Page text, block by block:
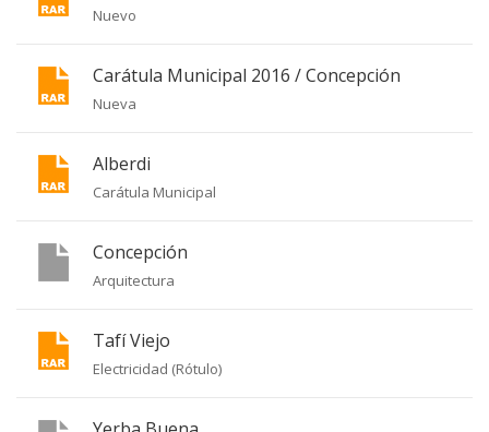
Nuevo
Carátula Municipal 2016 / Concepción
Nueva
Alberdi
Carátula Municipal
Concepción
Arquitectura
Tafí Viejo
Electricidad (Rótulo)